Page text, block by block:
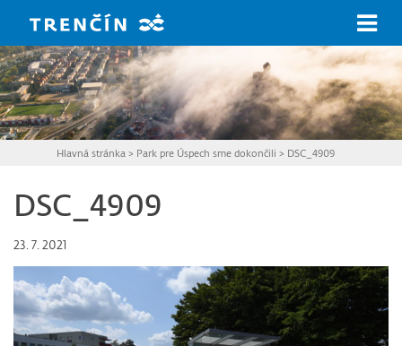
Hlavná stránka > Park pre Úspech sme dokončili > DSC_4909
DSC_4909
23. 7. 2021